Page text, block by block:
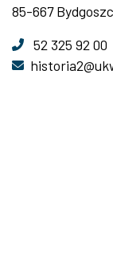
85-667
52 325 92 00